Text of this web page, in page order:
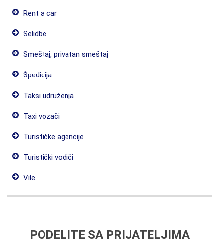
Rent a car
Selidbe
Smeštaj, privatan smeštaj
Špedicija
Taksi udruženja
Taxi vozači
Turističke agencije
Turistički vodiči
Vile
PODELITE SA PRIJATELJIMA